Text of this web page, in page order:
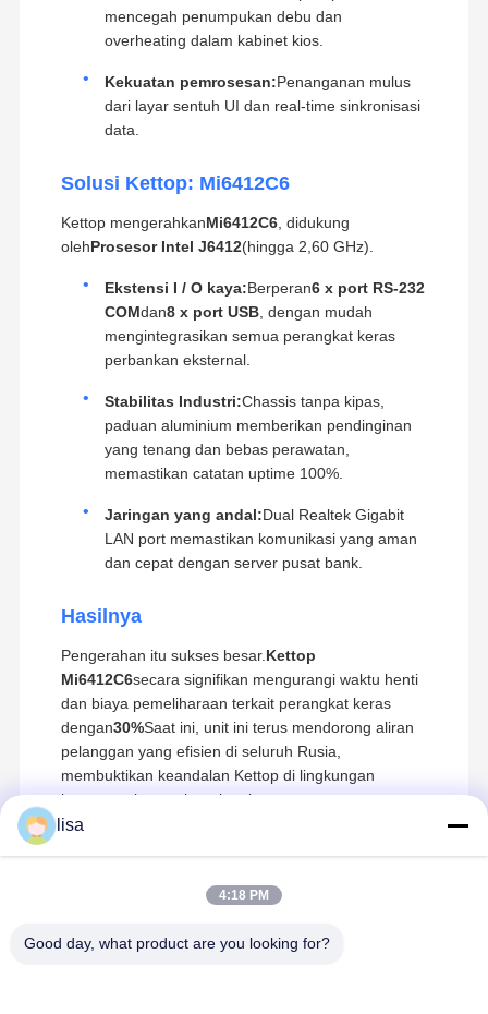
mencegah penumpukan debu dan
overheating dalam kabinet kios.
Kekuatan pemrosesan:Penanganan mulus
dari layar sentuh UI dan real-time sinkronisasi
data.
Solusi Kettop: Mi6412C6
Kettop mengerahkanMi6412C6, didukung
olehProsesor Intel J6412(hingga 2,60 GHz).
Ekstensi I / O kaya:Berperan6 x port RS-232
COMdan8 x port USB, dengan mudah
mengintegrasikan semua perangkat keras
perbankan eksternal.
Stabilitas Industri:Chassis tanpa kipas,
paduan aluminium memberikan pendinginan
yang tenang dan bebas perawatan,
memastikan catatan uptime 100%.
Jaringan yang andal:Dual Realtek Gigabit
LAN port memastikan komunikasi yang aman
dan cepat dengan server pusat bank.
Hasilnya
Pengerahan itu sukses besar. Kettop
Mi6412C6secara signifikan mengurangi waktu henti
dan biaya pemeliharaan terkait perangkat keras
dengan30%Saat ini, unit ini terus mendorong aliran
pelanggan yang efisien di seluruh Rusia,
membuktikan keandalan Kettop di lingkungan
keuangan bertaruhan tinggi.
lisa
4:18 PM
Good day, what product are you looking for?